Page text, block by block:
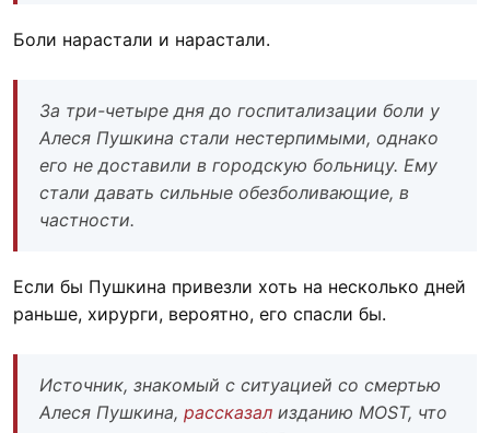
Боли нарастали и нарастали.
За три-четыре дня до госпитализации боли у
Алеся Пушкина стали нестерпимыми, однако
его не доставили в городскую больницу. Ему
стали давать сильные обезболивающие, в
частности.
Если бы Пушкина привезли хоть на несколько дней
раньше, хирурги, вероятно, его спасли бы.
Источник, знакомый с ситуацией со смертью
Алеся Пушкина, рассказал изданию MOST, что